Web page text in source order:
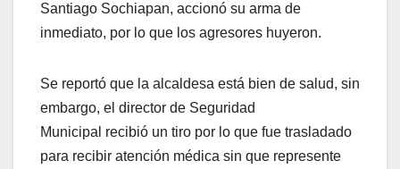
Santiago Sochiapan, accionó su arma de
inmediato, por lo que los agresores huyeron.
Se reportó que la alcaldesa está bien de salud, sin
embargo, el director de Seguridad
Municipal recibió un tiro por lo que fue trasladado
para recibir atención médica sin que represente